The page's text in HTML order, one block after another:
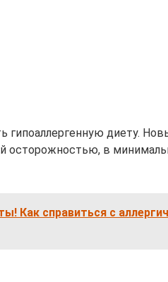
гипоаллергенную диету.
осторожностью, в
Как справиться с